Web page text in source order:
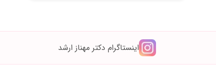
اینستاگرام دکتر مهناز ارشد